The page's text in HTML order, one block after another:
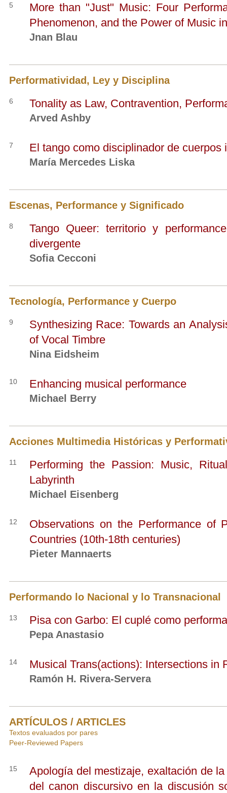
5
More than "Just" Music: Four
Phenomenon, and the Power of Music
Jnan Blau
Performatividad, Ley y Disciplina
6 Tonality as Law, Contravention,
Arved Ashby
7 El tango como disciplinador de cuerpos
María Mercedes Liska
Escenas, Performance y Significado
8
Tango Queer: territorio y
divergente
Sofia Cecconi
Tecnología, Performance y Cuerpo
9
Synthesizing Race: Towards an
of Vocal Timbre
Nina Eidsheim
10 Enhancing musical performance
Michael Berry
Acciones Multimedia Históricas y
11
Performing the Passion: Music,
Labyrinth
Michael Eisenberg
12
Observations on the Performance of
Countries (10th-18th centuries)
Pieter Mannaerts
Performando lo Nacional y lo Transnacional
13 Pisa con Garbo: El cuplé como
Pepa Anastasio
14 Musical Trans(actions): Intersections in
Ramón H. Rivera-Servera
ARTÍCULOS / ARTICLES
Textos evaluados por pares
Peer-Reviewed Papers
15
Apología del mestizaje, exaltación de
del canon discursivo en la discusión